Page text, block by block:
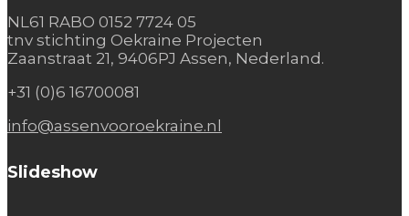
NL61 RABO 0152 7724 05
tnv stichting Oekraine Projecten
Zaanstraat 21, 9406PJ Assen, Nederland.
+31 (0)6 16700081
info@assenvooroekraine.nl
Slideshow